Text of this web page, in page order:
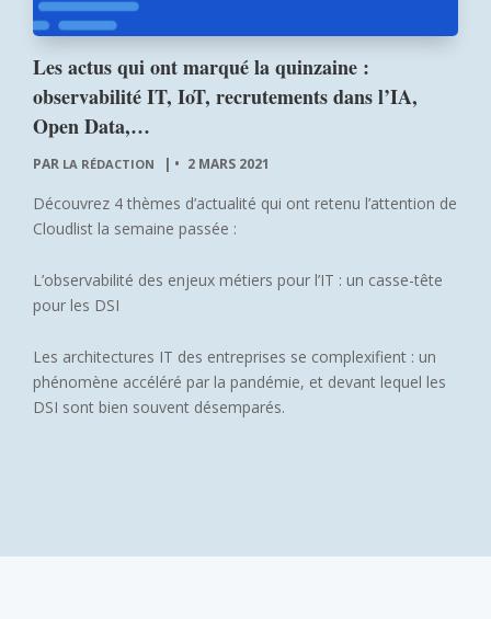
Les actus qui ont marqué la quinzaine :
observabilité IT, IoT, recrutements dans l’IA,
Open Data,…
PAR LA RÉDACTION | 2 MARS 2021
Découvrez 4 thèmes d’actualité qui ont retenu l’attention de
Cloudlist la semaine passée :
L’observabilité des enjeux métiers pour l’IT : un casse-tête
pour les DSI
Les architectures IT des entreprises se complexifient : un
phénomène accéléré par la pandémie, et devant lequel les
DSI sont bien souvent désemparés.